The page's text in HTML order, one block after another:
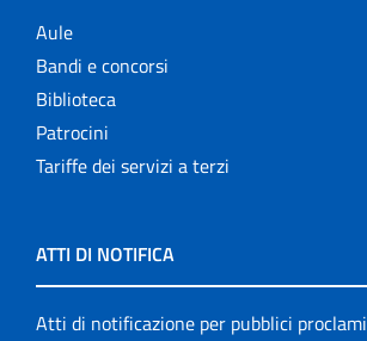
Aule
Bandi e concorsi
Biblioteca
Patrocini
Tariffe dei servizi a terzi
ATTI DI NOTIFICA
Atti di notificazione per pubblici proclami